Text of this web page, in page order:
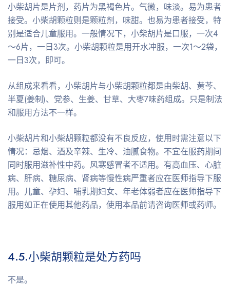
小柴胡片是片剂，药片为黑褐色片。气微，味淡。易为患者
接受。小柴胡颗粒则是颗粒剂，味甜。也易为患者接受，特
别是适合儿童服用。一般情况下，小柴胡片是口服，一次4
～6片，一日3次。小柴胡颗粒是用开水冲服，一次1～2袋，
一日3次，即可。
从组成来看看，小柴胡片与小柴胡颗粒都是由柴胡、黄芩、
半夏(姜制)、党参、生姜、甘草、大枣7味药组成。只是制法
和服用方法不一样。
小柴胡片和小柴胡颗粒都没有不良反应，使用时需注意以下
情况：忌烟、酒及辛辣、生冷、油腻食物。不宜在服药期间
同时服用滋补性中药。风寒感冒者不适用。有高血压、心脏
病、肝病、糖尿病、肾病等慢性病严重者应在医师指导下服
用。儿童、孕妇、哺乳期妇女、年老体弱者应在医师指导下
服用如正在使用其他药品，使用本品前请咨询医师或药师。
4.5.小柴胡颗粒是处方药吗
不是。